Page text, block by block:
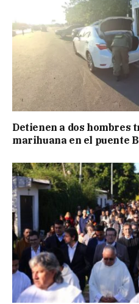
Detienen a dos hombres
marihuana en el puente